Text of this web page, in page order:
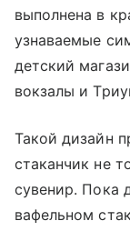
выполнена в
узнаваемые
детский
вокзалы и
Такой дизайн
стаканчик не
сувенир. Пока
вафельном